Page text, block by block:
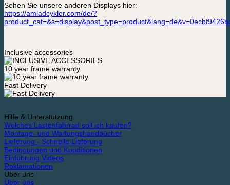
Sehen Sie unsere anderen Displays hier:
https://amladcykler.com/de/?
Inclusive accessories
10 year frame warranty
Fast Delivery
Hilfe & Unterstützung
Welches Lastenfahrrad soll ich kaufen?
Montage- und Wartungshandbücher
Lieferung - Schnelle Lieferung
Bedingungen und Konditionen
Einführung Videos
Reklamationen
Über uns
Über uns